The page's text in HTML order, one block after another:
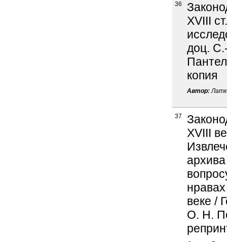
36
XVIII
доц.
копия
Автор:
37
XVIII
веке /
О. Н.